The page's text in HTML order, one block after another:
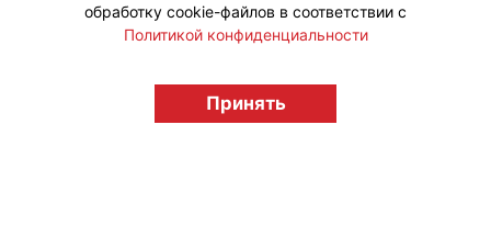
licensingrussia.ru, 2009-2026 12+
обработку cookie-файлов в соответствии с
Политикой конфиденциальности
Принять